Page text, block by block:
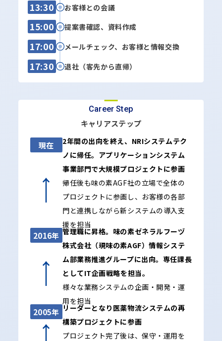
13:30 お客様との会議
15:00 提案書確認、資料作成
17:00 メールチェック、お客様と情報交換
17:30 退社（客先から直帰）
Career Step
キャリアステップ
現在
2年間の出向を終え、NRIシステムテク
ノに帰任。アプリケーションシステム
事業部門で大規模プロジェクトに参画
帰任後も味の素AGF社の立場で全体の
プロジェクトに参画し、お客様の各部
門と連携しながら新システムの導入支
援を担当
2016年 管理職に昇格。味の素ゼネラルフーヅ
株式会社（現味の素AGF）情報システ
ム部業務推進グループに出向。専任課長
としてIT企画戦略を担当。
様々な業務システムの企画・開発・運
用を担当
2005年 リーダーとなり医薬物流システムの再
構築プロジェクトに参画
プロジェクト完了後は、保守・運用を